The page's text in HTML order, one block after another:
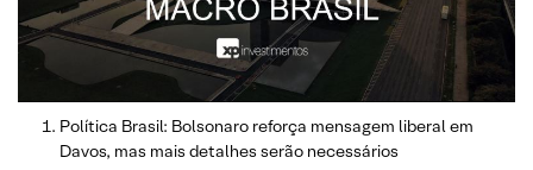
Política Brasil: Bolsonaro reforça mensagem liberal em
Davos, mas mais detalhes serão necessários